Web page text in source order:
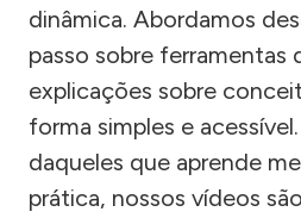
dinâmica. Abordamos
passo sobre ferramentas
explicações sobre
forma simples e
daqueles que aprende
prática, nossos vídeos